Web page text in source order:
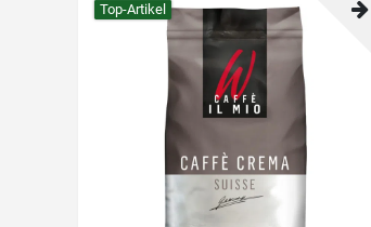
Top-Artikel